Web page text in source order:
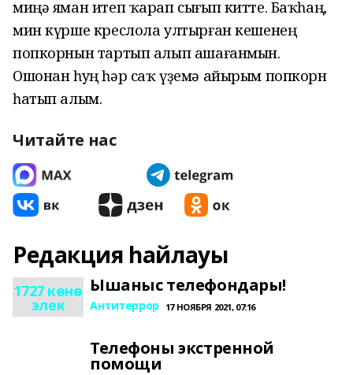
миңә яман итеп ҡарап сығып китте. Баҡһаң,
мин күрше креслола ултырған кешенең
попкорнын тартып алып ашағанмын.
Ошонан һуң һәр саҡ үҙемә айырым попкорн
һатып алым.
Читайте нас
Редакция һайлауы
1727 көнө
элек
Ышаныс телефондары!
Антитеррор 17 НОЯБРЯ 2021, 07:16
Телефоны экстренной
помощи